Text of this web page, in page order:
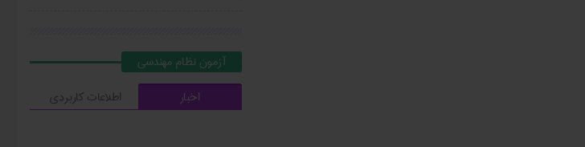
آزمون نظام مهندسي
اخبار
اطلاعات کاربردی